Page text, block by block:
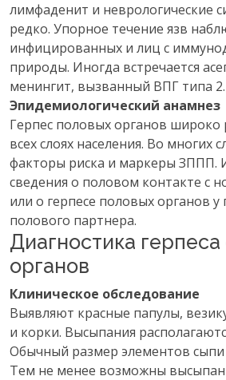
лимфаденит и неврологические
редко. Упорное течение язв
инфицированных и лиц с
природы. Иногда встречается
менингит, вызванный ВПГ типа 2.
Эпидемиологический анамнез
Герпес половых органов широко
всех слоях населения. Во многих
факторы риска и маркеры ЗППП.
сведения о половом контакте с
или о герпесе половых органов у
полового партнера.
Диагностика
органов
Клиническое обследование
Выявляют красные папулы,
и корки. Высыпания
Обычный размер элементов сыпи
Тем не менее возможны